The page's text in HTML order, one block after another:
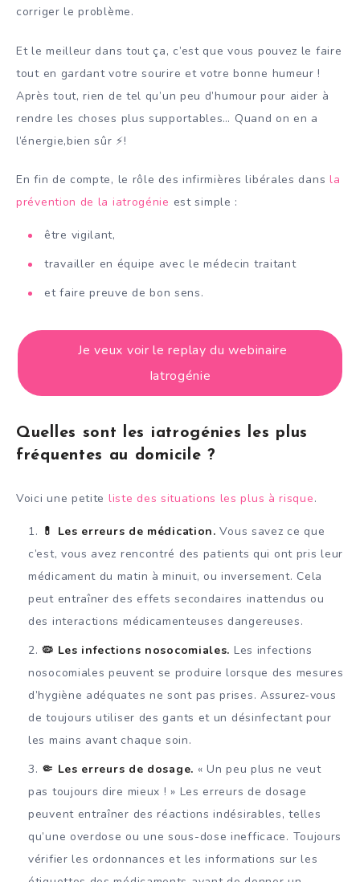
corriger le problème.
Et le meilleur dans tout ça, c’est que vous pouvez le faire
tout en gardant votre sourire et votre bonne humeur !
Après tout, rien de tel qu’un peu d’humour pour aider à
rendre les choses plus supportables… Quand on en a
l’énergie,bien sûr ⚡!
En fin de compte, le rôle des infirmières libérales dans la
prévention de la iatrogénie est simple :
être vigilant,
travailler en équipe avec le médecin traitant
et faire preuve de bon sens.
Je veux voir le replay du webinaire
Iatrogénie
Quelles sont les iatrogénies les plus
fréquentes au domicile ?
Voici une petite liste des situations les plus à risque.
💊 Les erreurs de médication. Vous savez ce que
c’est, vous avez rencontré des patients qui ont pris leur
médicament du matin à minuit, ou inversement. Cela
peut entraîner des effets secondaires inattendus ou
des interactions médicamenteuses dangereuses.
🦠 Les infections nosocomiales. Les infections
nosocomiales peuvent se produire lorsque des mesures
d’hygiène adéquates ne sont pas prises. Assurez-vous
de toujours utiliser des gants et un désinfectant pour
les mains avant chaque soin.
🤏 Les erreurs de dosage. « Un peu plus ne veut
pas toujours dire mieux ! » Les erreurs de dosage
peuvent entraîner des réactions indésirables, telles
qu’une overdose ou une sous-dose inefficace. Toujours
vérifier les ordonnances et les informations sur les